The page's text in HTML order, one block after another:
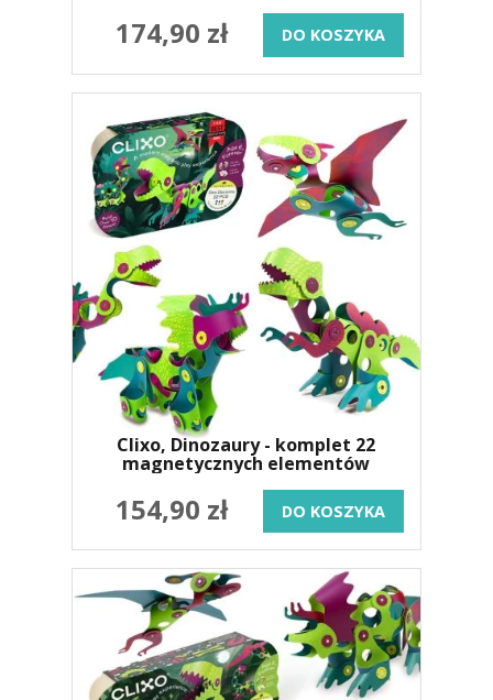
174,90 zł DO KOSZYKA
Clixo, Dinozaury - komplet 22
magnetycznych elementów
154,90 zł DO KOSZYKA